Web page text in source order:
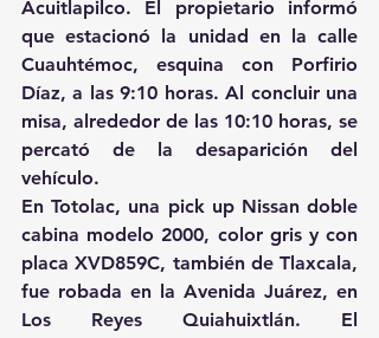
Acuitlapilco. El propietario informó
que estacionó la unidad en la calle
Cuauhtémoc, esquina con Porfirio
Díaz, a las 9:10 horas. Al concluir una
misa, alrededor de las 10:10 horas, se
percató de la desaparición del
vehículo.
En Totolac, una pick up Nissan doble
cabina modelo 2000, color gris y con
placa XVD859C, también de Tlaxcala,
fue robada en la Avenida Juárez, en
Los Reyes Quiahuixtlán. El